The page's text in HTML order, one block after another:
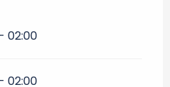
02:00
02:00